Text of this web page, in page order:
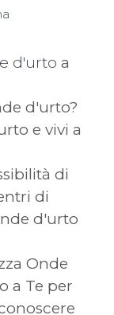
d'urto a
d'urto?
e vivi a
di
di
d'urto
Onde
a Te per